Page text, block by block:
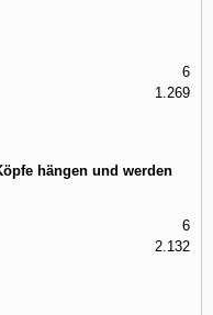
6
1.269
hängen und werden
6
2.132